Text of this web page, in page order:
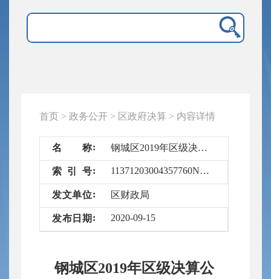
首页 > 政务公开 > 区政府决算 > 内容详情
名 称 钢城区2019年区级决算公开
索 引 号 11371203004357760N/2020-3931903
发文单位 区财政局
发布 日 期 2020-09-15
钢城区2019年区级决算公